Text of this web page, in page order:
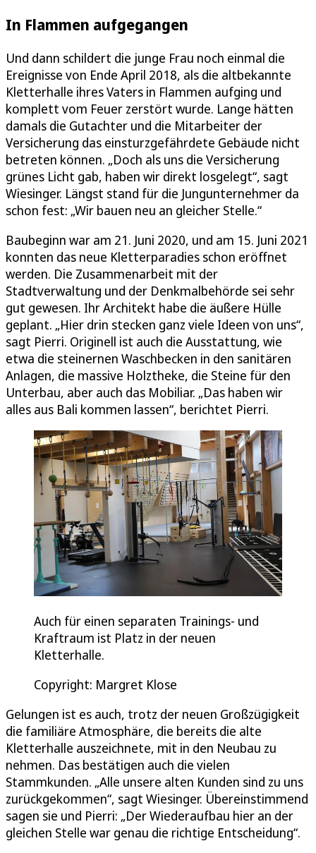
In Flammen aufgegangen
Und dann schildert die junge Frau noch einmal die
Ereignisse von Ende April 2018, als die altbekannte
Kletterhalle ihres Vaters in Flammen aufging und
komplett vom Feuer zerstört wurde. Lange hätten
damals die Gutachter und die Mitarbeiter der
Versicherung das einsturzgefährdete Gebäude nicht
betreten können. „Doch als uns die Versicherung
grünes Licht gab, haben wir direkt losgelegt“, sagt
Wiesinger. Längst stand für die Jungunternehmer da
schon fest: „Wir bauen neu an gleicher Stelle.“
Baubeginn war am 21. Juni 2020, und am 15. Juni 2021
konnten das neue Kletterparadies schon eröffnet
werden. Die Zusammenarbeit mit der
Stadtverwaltung und der Denkmalbehörde sei sehr
gut gewesen. Ihr Architekt habe die äußere Hülle
geplant. „Hier drin stecken ganz viele Ideen von uns“,
sagt Pierri. Originell ist auch die Ausstattung, wie
etwa die steinernen Waschbecken in den sanitären
Anlagen, die massive Holztheke, die Steine für den
Unterbau, aber auch das Mobiliar. „Das haben wir
alles aus Bali kommen lassen“, berichtet Pierri.
Auch für einen separaten Trainings- und
Kraftraum ist Platz in der neuen
Kletterhalle.
Copyright: Margret Klose
Gelungen ist es auch, trotz der neuen Großzügigkeit
die familiäre Atmosphäre, die bereits die alte
Kletterhalle auszeichnete, mit in den Neubau zu
nehmen. Das bestätigen auch die vielen
Stammkunden. „Alle unsere alten Kunden sind zu uns
zurückgekommen“, sagt Wiesinger. Übereinstimmend
sagen sie und Pierri: „Der Wiederaufbau hier an der
gleichen Stelle war genau die richtige Entscheidung“.